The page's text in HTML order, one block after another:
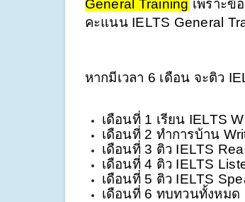
General Training เพราะข้
คะแนน IELTS General
หากมีเวลา 6 เดือน จะติว
เดือนที่ 1 เรียน IELTS
เดือนที่ 2 ทำการบ้าน
เดือนที่ 3 ติว IELTS
เดือนที่ 4 ติว IELTS
เดือนที่ 5 ติว IELTS
เดือนที่ 6 ทบทวนทั้งหมด